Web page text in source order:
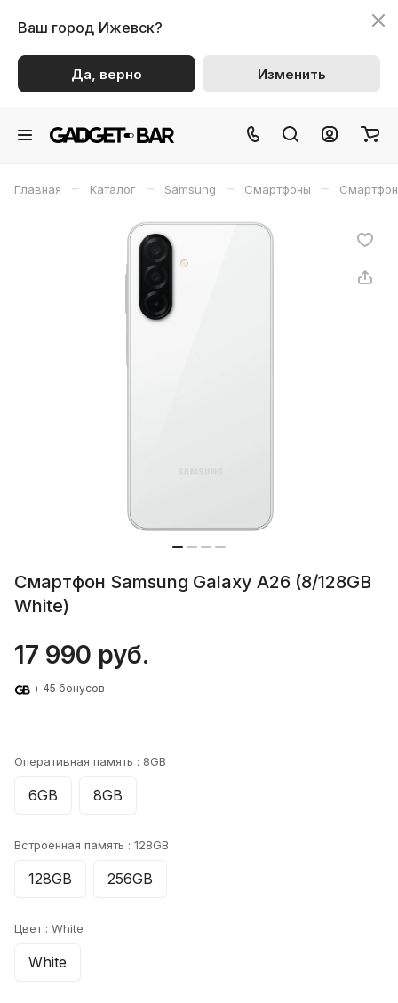
Ваш город Ижевск?
Да, верно Изменить
Главная – Каталог – Samsung – Смартфоны –
Смартфон Samsung Galaxy A26 (8/128GB
White)
17 990 руб.
+ 45 бонусов
Оперативная память : 8GB
6GB 8GB
Встроенная память : 128GB
128GB 256GB
Цвет : White
White